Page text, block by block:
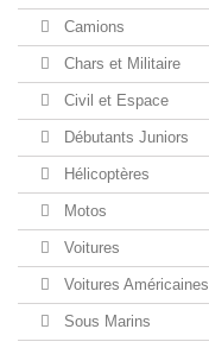
Camions
Chars et Militaire
Civil et Espace
Débutants Juniors
Hélicoptères
Motos
Voitures
Voitures Américaines
Sous Marins